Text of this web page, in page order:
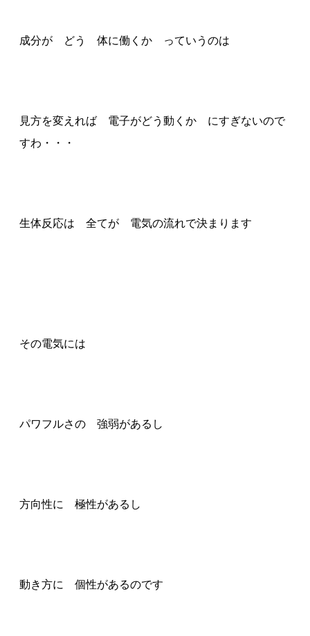
成分が どう 体に働くか っていうのは
見方を変えれば 電子がどう動くか にすぎないので
すわ・・・
生体反応は 全てが 電気の流れで決まります
その電気には
パワフルさの 強弱があるし
方向性に 極性があるし
動き方に 個性があるのです